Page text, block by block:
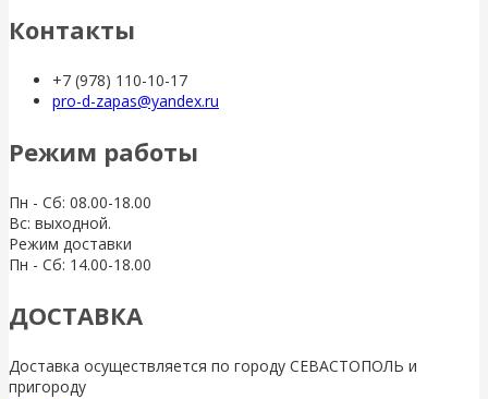
Контакты
+7 (978) 110-10-17
pro-d-zapas@yandex.ru
Режим работы
Пн - Сб: 08.00-18.00
Вс: выходной.
Режим доставки
Пн - Сб: 14.00-18.00
ДОСТАВКА
Доставка осуществляется по городу СЕВАСТОПОЛЬ и
пригороду